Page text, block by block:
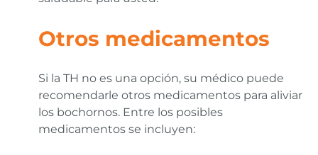
Otros medicamentos
Si la TH no es una opción, su médico puede
recomendarle otros medicamentos para aliviar
los bochornos. Entre los posibles
medicamentos se incluyen: